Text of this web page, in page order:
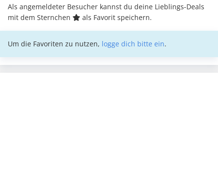
Als angemeldeter Besucher kannst du deine Lieblings-Deals
mit dem Sternchen
als Favorit speichern.
Um die Favoriten zu nutzen, logge dich bitte ein.